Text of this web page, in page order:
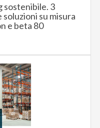
sostenibile. 3
su misura
e beta 80